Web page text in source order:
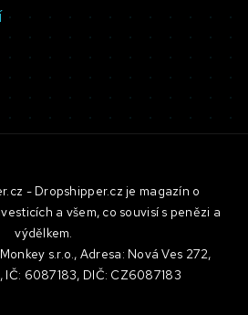
- Dropshipper.cz je magazín o
a všem, co souvisí s penězi a
výdělkem.
s.r.o., Adresa: Nová Ves 272,
IČ: 6087183, DIČ: CZ6087183